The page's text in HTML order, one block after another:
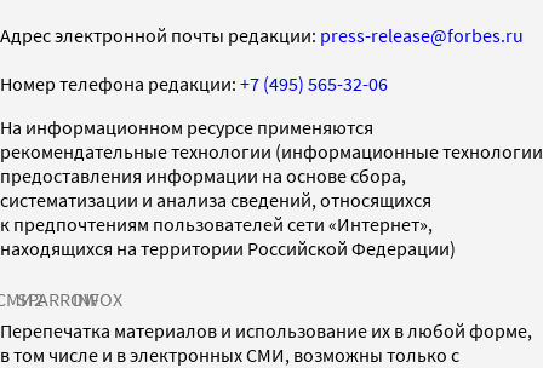
Адрес электронной почты редакции: press-release@forbes.ru
Номер телефона редакции: +7 (495) 565-32-06
На информационном ресурсе применяются
рекомендательные технологии (информационные технологии
предоставления информации на основе сбора,
систематизации и анализа сведений, относящихся
к предпочтениям пользователей сети «Интернет»,
находящихся на территории Российской Федерации)
SPARROWINFOX
Перепечатка материалов и использование их в любой форме,
в том числе и в электронных СМИ, возможны только с